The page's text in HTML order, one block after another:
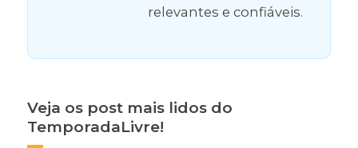
relevantes e confiáveis.
Veja os post mais lidos do
TemporadaLivre!